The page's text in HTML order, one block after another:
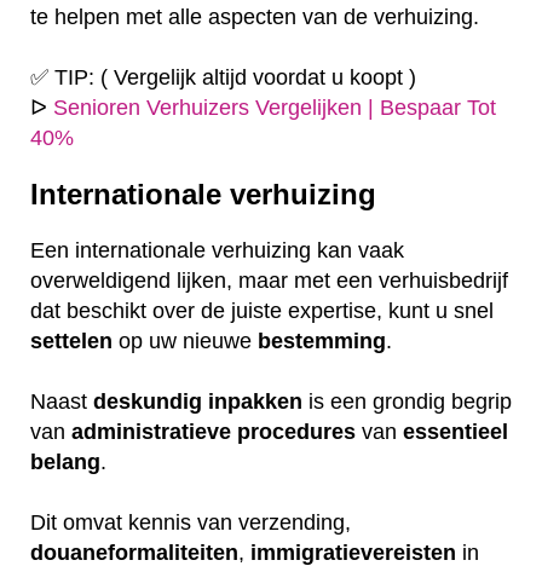
te helpen met alle aspecten van de verhuizing.
✅ TIP: ( Vergelijk altijd voordat u koopt )
ᐅ Senioren Verhuizers Vergelijken | Bespaar Tot
40%
Internationale verhuizing
Een internationale verhuizing kan vaak
overweldigend lijken, maar met een verhuisbedrijf
dat beschikt over de juiste expertise, kunt u snel
settelen op uw nieuwe bestemming.
Naast deskundig inpakken is een grondig begrip
van administratieve procedures van essentieel
belang.
Dit omvat kennis van verzending,
douaneformaliteiten, immigratievereisten in